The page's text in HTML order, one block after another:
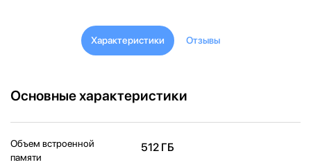
Характеристики Отзывы
Основные характеристики
Объем встроенной
памяти
512 ГБ